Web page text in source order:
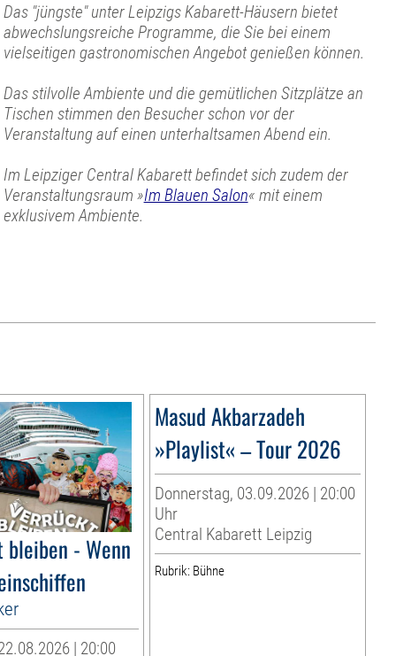
Das "jüngste" unter Leipzigs Kabarett-Häusern bietet
abwechslungsreiche Programme, die Sie bei einem
vielseitigen gastronomischen Angebot genießen können.
Das stilvolle Ambiente und die gemütlichen Sitzplätze an
Tischen stimmen den Besucher schon vor der
Veranstaltung auf einen unterhaltsamen Abend ein.
Im Leipziger Central Kabarett befindet sich zudem der
Veranstaltungsraum »Im Blauen Salon« mit einem
exklusivem Ambiente.
- Wenn
| 20:00
Masud Akbarzadeh
»Playlist« – Tour 2026
Donnerstag, 03.09.2026 | 20:00
Uhr
Central Kabarett Leipzig
Rubrik: Bühne